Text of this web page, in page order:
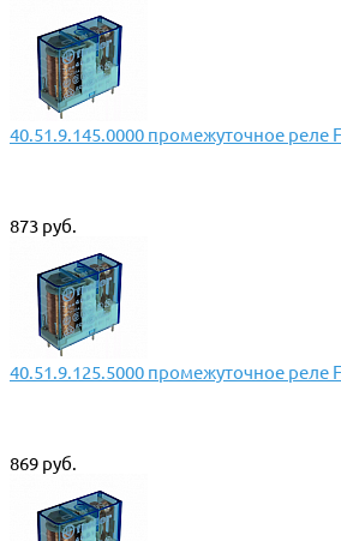
40.51.9.145.0000 промежуточное реле
873 руб.
40.51.9.125.5000 промежуточное реле
869 руб.